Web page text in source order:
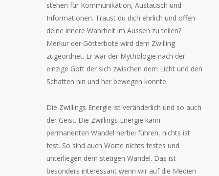
stehen für Kommunikation, Austausch und
Informationen. Traust du dich ehrlich und offen
deine innere Wahrheit im Aussen zu teilen?
Merkur der Götterbote wird dem Zwilling
zugeordnet. Er war der Mythologie nach der
einzige Gott der sich zwischen dem Licht und den
Schatten hin und her bewegen konnte.
Die Zwillings Energie ist veränderlich und so auch
der Geist. Die Zwillings Energie kann
permanenten Wandel herbei führen, nichts ist
fest. So sind auch Worte nichts festes und
unterliegen dem stetigen Wandel. Das ist
besonders interessant wenn wir auf die Medien